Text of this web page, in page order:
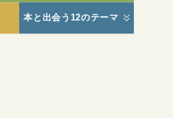
本と出会う12のテーマ